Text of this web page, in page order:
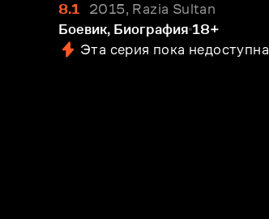
8.1
2015, Razia Sultan
Боевик, Биография 18+
Эта серия пока недоступна